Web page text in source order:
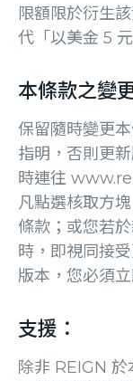
限額限於衍生
代「以美金 5
本條款之變
保留隨時變更
指明，否則更
時連往
凡點選核取方
條款；或您若
時，即視同接
版本，您必須
支援：
除非 REIGN